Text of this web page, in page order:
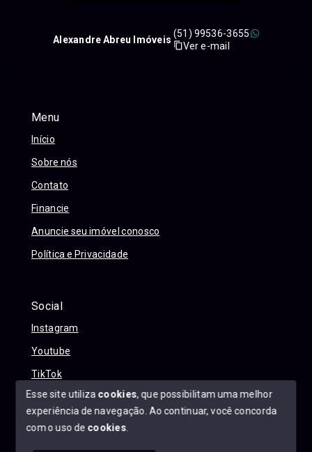
Menu
Início
Sobre nós
Contato
Financie
Anuncie seu imóvel conosco
Política e Privacidade
Social
Instagram
Youtube
TikTok
© Copyright 2026 - Alexandre Abreu Imóveis - Todos os
Alexandre Abreu Imóveis
(51) 99536-3655
Ver e-mail
Esse site utiliza cookies, que possibilitam uma melhor
experiência de navegação. Ao continuar, você concorda
com o uso de cookies